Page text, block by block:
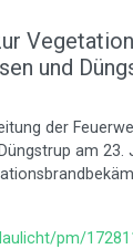
und
der
am
pm/